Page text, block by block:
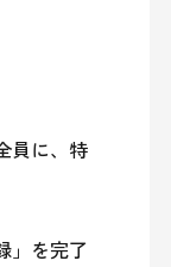
員に、特
」を完了